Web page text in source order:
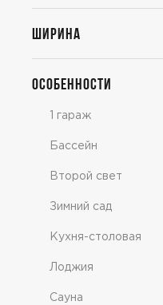
Ширина
Особенности
1 гараж
Бассейн
Второй свет
Зимний сад
Кухня-столовая
Лоджия
Сауна